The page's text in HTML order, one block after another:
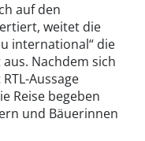
auf den
weitet die
international“ die
Nachdem sich
Aussage
Reise begeben
und Bäuerinnen